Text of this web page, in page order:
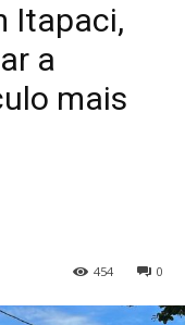
Itapaci,
a
mais
0
454